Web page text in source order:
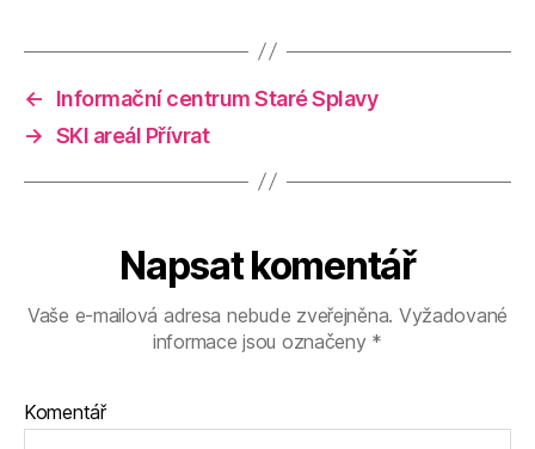
←
Informační centrum Staré Splavy
→ SKI areál Přívrat
Napsat komentář
Vaše e-mailová adresa nebude zveřejněna. Vyžadované
informace jsou označeny *
Komentář